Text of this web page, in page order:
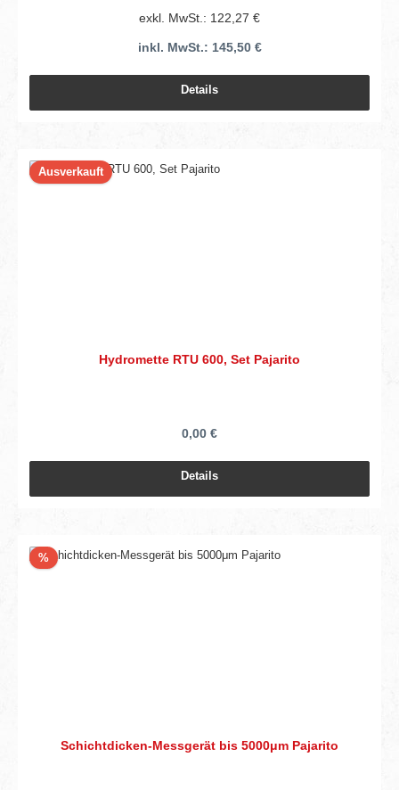
exkl. MwSt.: 122,27 €
inkl. MwSt.: 145,50 €
Details
Ausverkauft
Hydromette RTU 600, Set Pajarito
0,00 €
Details
%Rabatt
Schichtdicken-Messgerät bis 5000μm Pajarito